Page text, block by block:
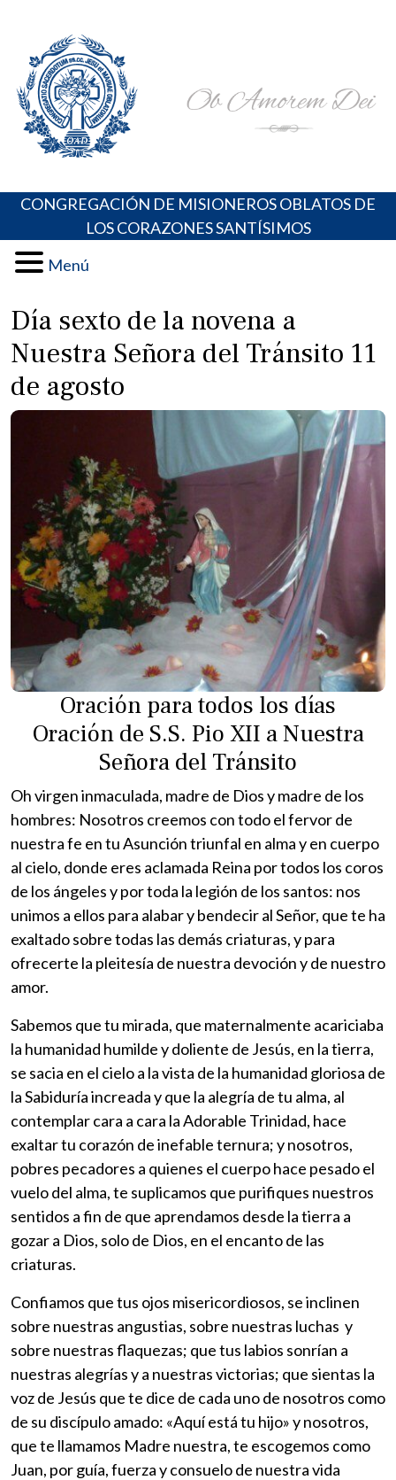
content
Portal de los Padres Oblatos. Advocaciones Marianas,
Oraciones, Música religiosa y más
CONGREGACIÓN DE MISIONEROS OBLATOS DE
LOS CORAZONES SANTÍSIMOS
Menú
Día sexto de la novena a
Nuestra Señora del Tránsito 11
de agosto
Oración para todos los días
Oración de S.S. Pio XII a Nuestra
Señora del Tránsito
Oh virgen inmaculada, madre de Dios y madre de los
hombres: Nosotros creemos con todo el fervor de
nuestra fe en tu Asunción triunfal en alma y en cuerpo
al cielo, donde eres aclamada Reina por todos los coros
de los ángeles y por toda la legión de los santos: nos
unimos a ellos para alabar y bendecir al Señor, que te ha
exaltado sobre todas las demás criaturas, y para
ofrecerte la pleitesía de nuestra devoción y de nuestro
amor.
Sabemos que tu mirada, que maternalmente acariciaba
la humanidad humilde y doliente de Jesús, en la tierra,
se sacia en el cielo a la vista de la humanidad gloriosa de
la Sabiduría increada y que la alegría de tu alma, al
contemplar cara a cara la Adorable Trinidad, hace
exaltar tu corazón de inefable ternura; y nosotros,
pobres pecadores a quienes el cuerpo hace pesado el
vuelo del alma, te suplicamos que purifiques nuestros
sentidos a fin de que aprendamos desde la tierra a
gozar a Dios, solo de Dios, en el encanto de las
criaturas.
Confiamos que tus ojos misericordiosos, se inclinen
sobre nuestras angustias, sobre nuestras luchas y
sobre nuestras flaquezas; que tus labios sonrían a
nuestras alegrías y a nuestras victorias; que sientas la
voz de Jesús que te dice de cada uno de nosotros como
de su discípulo amado: «Aquí está tu hijo» y nosotros,
que te llamamos Madre nuestra, te escogemos como
Juan, por guía, fuerza y consuelo de nuestra vida